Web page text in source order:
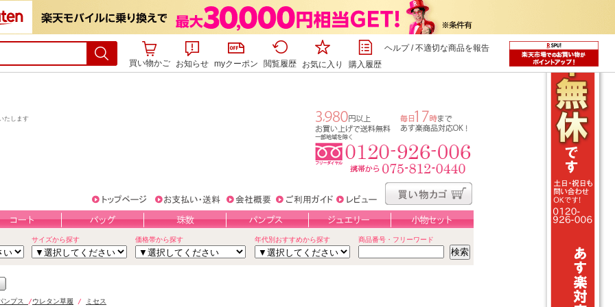
買い物かご お知らせ myクーポン 閲覧履歴 お気に入り 購入履歴
ヘルプ/不適切な商品を報告